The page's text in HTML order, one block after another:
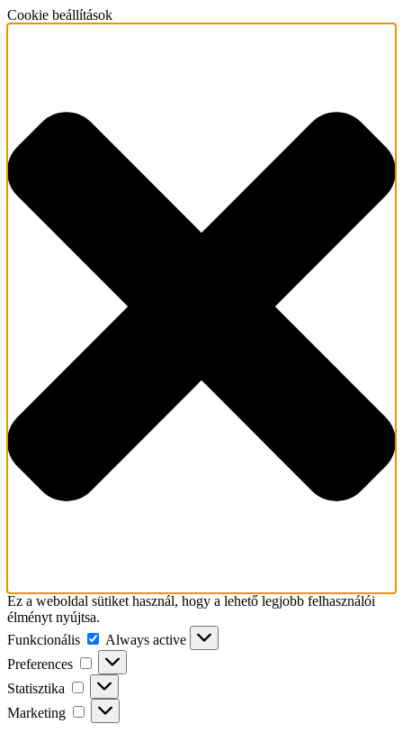
Cookie beállítások
Ez a weboldal sütiket használ, hogy a lehető legjobb felhasználói
élményt nyújtsa.
Funkcionális
Funkcionális
Always active
Preferences
Preferences
Statisztika Statisztika
Marketing Marketing